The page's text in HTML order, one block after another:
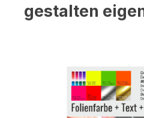
gestalten
Bildergalerie überspringen